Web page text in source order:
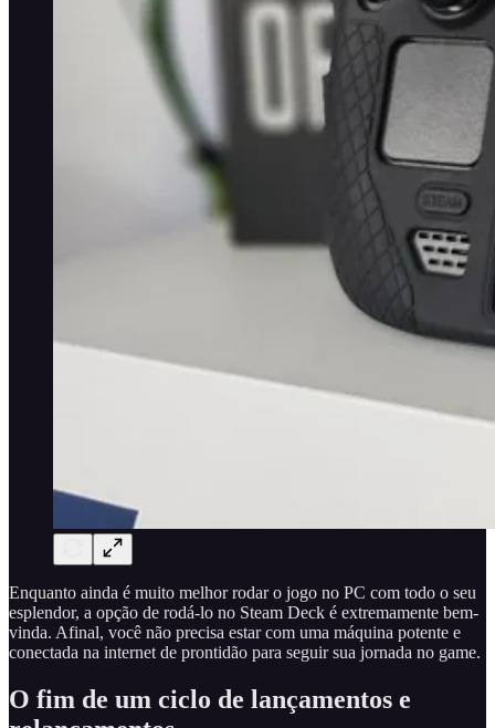
Enquanto ainda é muito melhor rodar o jogo no PC com todo o seu
esplendor, a opção de rodá-lo no Steam Deck é extremamente bem-
vinda. Afinal, você não precisa estar com uma máquina potente e
conectada na internet de prontidão para seguir sua jornada no game.
O fim de um ciclo de lançamentos e